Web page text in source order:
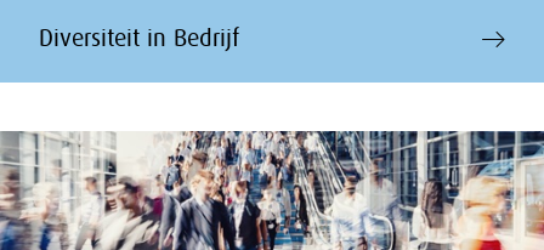
Diversiteit in Bedrijf